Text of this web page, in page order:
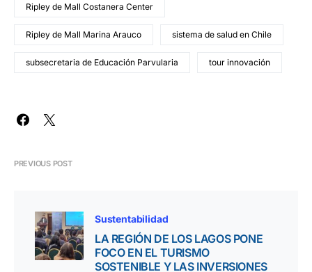
Ripley de Mall Costanera Center
Ripley de Mall Marina Arauco sistema de salud en Chile
subsecretaria de Educación Parvularia tour innovación
PREVIOUS POST
Sustentabilidad
LA REGIÓN DE LOS LAGOS PONE
FOCO EN EL TURISMO
SOSTENIBLE Y LAS INVERSIONES